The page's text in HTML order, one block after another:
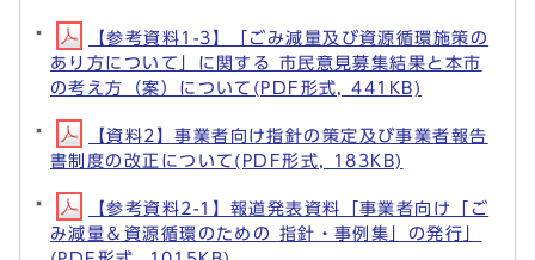
【参考資料1-3】「ごみ減量及び資源循環施策の
あり方について」に関する 市民意見募集結果と本市
の考え方（案）について(PDF形式, 441KB)
【資料2】事業者向け指針の策定及び事業者報告
書制度の改正について(PDF形式, 183KB)
【参考資料2-1】報道発表資料「事業者向け「ご
み減量＆資源循環のための 指針・事例集」の発行」